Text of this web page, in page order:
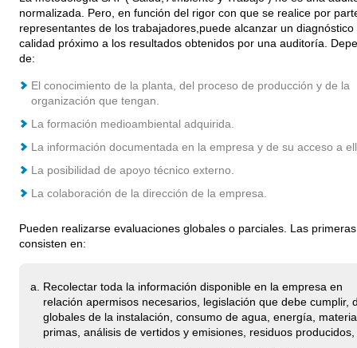
normalizada. Pero, en función del rigor con que se realice por
representantes de los trabajadores,puede alcanzar un diagnóstico
calidad próximo a los resultados obtenidos por una auditoría.
de:
El conocimiento de la planta, del proceso de producción y de la
organización que tengan.
La formación medioambiental adquirida.
La información documentada en la empresa y de su acceso a
La posibilidad de apoyo técnico externo.
La colaboración de la dirección de la empresa.
Pueden realizarse evaluaciones globales o parciales. Las primeras
consisten en:
Recolectar toda la información disponible en la empresa en
relación apermisos necesarios, legislación que debe cumplir,
globales de la instalación, consumo de agua, energía,
primas, análisis de vertidos y emisiones, residuos producidos,